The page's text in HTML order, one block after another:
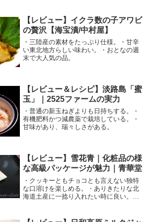
【レビュー】イクラ数の子アワビ
の贅沢【海宝漬/中村屋】
・三陸産の素材をたっぷり仕様。・甘辛
い東北地方らしい味わい。・おとなの週
末で大人気の品。
【レビュー＆レシピ】淡路島「蜜
玉」｜2525ファームの実力
・普通の新玉ねぎよりも日持ちする。・
有機肥料かつ減農薬で栽培している。・
甘味があり、瑞々しさがある。
【レビュー】雪花青｜化粧品の様
な高級パッケージが魅力｜青華堂
・クッキーともチョコとも言えない独特
な口溶けを楽しめる。・ありきたりな北
海道土産に一捻り入れたい時に良い。・